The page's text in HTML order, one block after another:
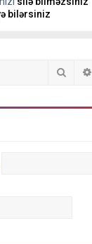
bilərsiniz
Axtar